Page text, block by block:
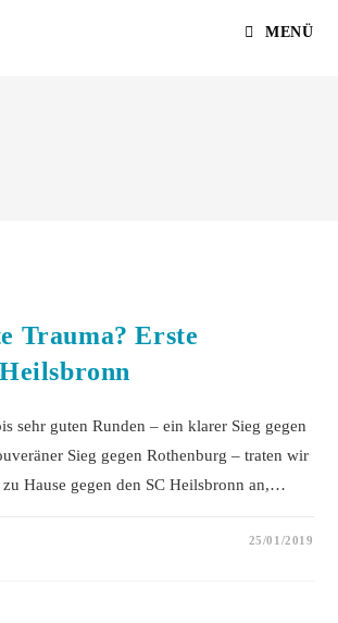
MENÜ
Trauma? Erste
sehr guten Runden – ein klarer Sieg gegen
Sieg gegen Rothenburg – traten wir
Hause gegen den SC Heilsbronn an,…
25/01/2019